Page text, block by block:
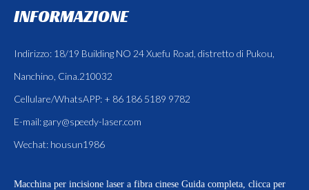
INFORMAZIONE
Indirizzo: 18/19 Building NO 24 Xuefu Road, distretto di Pukou,
Nanchino, Cina.210032
Cellulare/WhatsAPP: + 86 186 5189 9782
E-mail:gary@speedy-laser.com
Wechat: housun1986
Macchina per incisione laser a fibra cinese Guida completa, clicca per